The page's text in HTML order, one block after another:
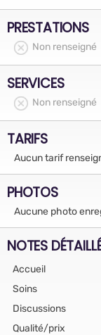
PRESTATIONS
Non renseigné
SERVICES
Non renseigné
TARIFS
Aucun tarif
PHOTOS
Aucune photo
NOTES
Accueil
Soins
Discussions
Qualité/prix